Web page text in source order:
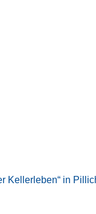
Kellerleben“ in